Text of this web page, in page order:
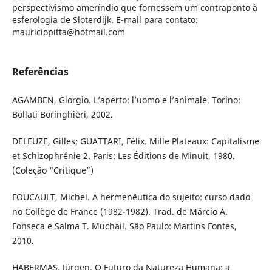
perspectivismo ameríndio que fornessem um contraponto à
esferologia de Sloterdijk. E-mail para contato:
mauriciopitta@hotmail.com
Referências
AGAMBEN, Giorgio. L’aperto: l’uomo e l’animale. Torino:
Bollati Boringhieri, 2002.
DELEUZE, Gilles; GUATTARI, Félix. Mille Plateaux: Capitalisme
et Schizophrénie 2. Paris: Les Éditions de Minuit, 1980.
(Coleção “Critique”)
FOUCAULT, Michel. A hermenêutica do sujeito: curso dado
no Collège de France (1982-1982). Trad. de Márcio A.
Fonseca e Salma T. Muchail. São Paulo: Martins Fontes,
2010.
HABERMAS, Jürgen. O Futuro da Natureza Humana: a